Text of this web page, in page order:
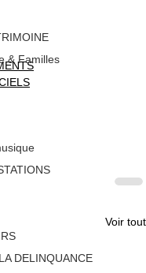
& Familles
DELINQUANCE
Voir tout